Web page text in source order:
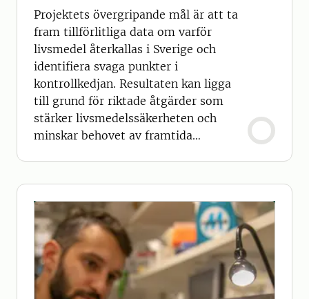
Projektets övergripande mål är att ta
fram tillförlitliga data om varför
livsmedel återkallas i Sverige och
identifiera svaga punkter i
kontrollkedjan. Resultaten kan ligga
till grund för riktade åtgärder som
stärker livsmedelssäkerheten och
minskar behovet av framtida